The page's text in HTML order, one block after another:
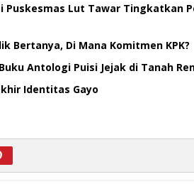
Puskesmas Lut Tawar Tingkatkan
Bertanya, Di Mana Komitmen KPK?
Antologi Puisi Jejak di Tanah
Identitas Gayo